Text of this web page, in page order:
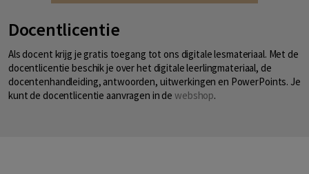
Docentlicentie
Als docent krijg je gratis toegang tot ons digitale lesmateriaal. Met de
docentlicentie beschik je over het digitale leerlingmateriaal, de
docentenhandleiding, antwoorden, uitwerkingen en PowerPoints. Je
kunt de docentlicentie aanvragen in dewebshop.